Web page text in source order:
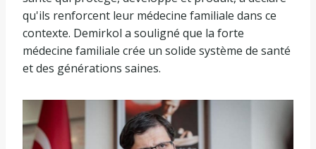
qu'ils renforcent leur médecine familiale dans ce
contexte. Demirkol a souligné que la forte
médecine familiale crée un solide système de santé
et des générations saines.